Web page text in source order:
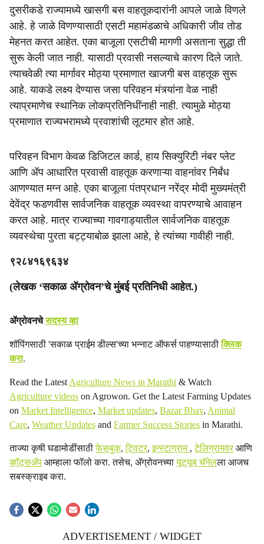
दुसरीकडे राज्यामध्ये खासगी बस वाहतूकदारांनी आपले जाळे विणले
आहे. हे जाळे विणण्यासाठी एसटी महामंडळाचे अधिकारी जीव तोड
मेहनत करत आहेत. एका बाजूला एसटीची मागणी असताना सुद्धा ती
सुरू केली जात नाही. यासाठी प्रवासी नसल्याचे कारण दिले जाते.
त्याचवेळी त्या मार्गावर मोठ्या प्रमाणात खाजगी बस वाहतूक सुरू
आहे. याकडे लक्ष्य देण्यास जसा परिवहन मंत्र्यांना वेळ नाही
त्याप्रमाणेच स्थानिक लोकप्रतिनिधींनाही नाही. त्यामुळे मोठ्या
प्रमाणात राज्यभरामध्ये प्रवाशांची लूटमार होत आहे.
परिवहन विभाग केवळ डिजिटल कार्ड, हाय सिक्युरिटी नंबर प्लेट
आणि ॲप आधारित प्रवासी वाहतूक करणाऱ्या वाहनांवर निर्बंध
आणण्यात मग्न आहे. एका बाजूला पंतप्रधान नरेंद्र मोदी मुख्यमंत्री
देवेंद्र फडणवीस सार्वजनिक वाहतूक व्यवस्था वापरण्याचे आवाहन
करत आहे. मात्र राज्याच्या गावगाड्यातील सार्वजनिक वाहतूक
व्यवस्थेचा पुरता बट्ट्याबोळ झाला आहे, हे त्यांच्या गावीही नाही.
९२८४१६९६३४
(लेखक ‘सकाळ ॲग्रोवन’चे मुंबई प्रतिनिधी आहेत.)
ॲग्रोवनचेसदस्य व्हा
शॉपिंगसाठी 'सकाळ प्राईम डील्स'च्या भन्नाट ऑफर्स पाहण्यासाठीक्लिक
करा.
Read the Latest Agriculture News in Marathi & Watch
Agriculture videos on Agrowon. Get the Latest Farming Updates
on Market Intelligence, Market updates, Bazar Bhav, Animal
Care, Weather Updates and Farmer Success Stories in Marathi.
ताज्या कृषी घडामोडींसाठीफेसबुक,ट्विटर,इन्स्टाग्राम ,टेलिग्रामवरआणि
व्हॉट्सॲप आम्हाला फॉलो करा. तसेच, ॲग्रोवनच्यायूट्यूब चॅनेलला आजच
सबस्क्राइब करा.
ADVERTISEMENT / WIDGET